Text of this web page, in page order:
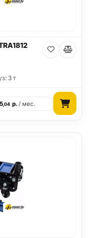
3 т
,04 р./ мес.